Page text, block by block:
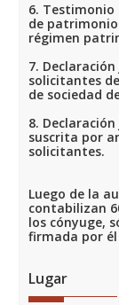
6.
de
régimen
7.
solicitantes
de sociedad
8.
suscrita por
solicitantes.
Luego de la
contabilizan
los cónyuge,
firmada por
Lugar